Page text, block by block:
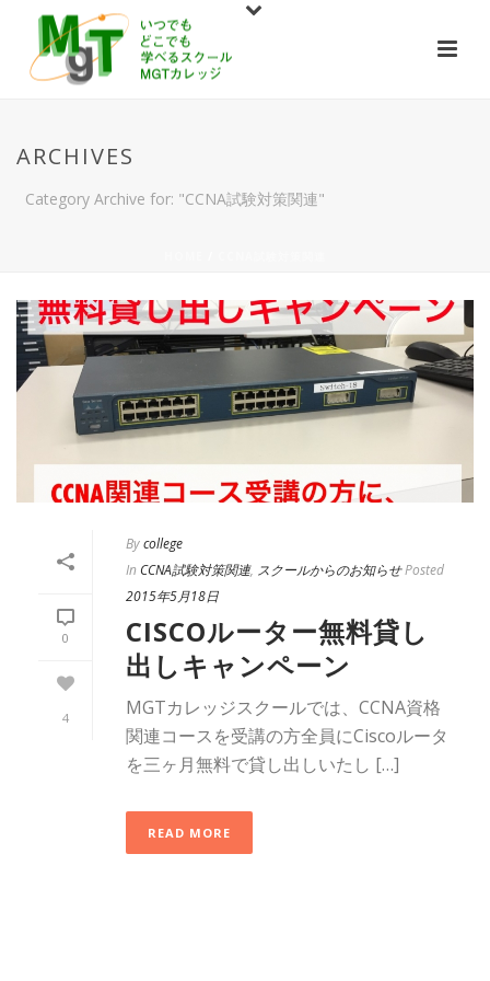
ARCHIVES
Category Archive for: "CCNA試験対策関連"
0
4
Bycollege
In CCNA試験対策関連, スクールからのお知らせPosted
2015年5月18日
CISCOルーター無料貸し
出しキャンペーン
MGTカレッジスクールでは、CCNA資格
関連コースを受講の方全員にCiscoルータ
を三ヶ月無料で貸し出しいたし […]
READ MORE